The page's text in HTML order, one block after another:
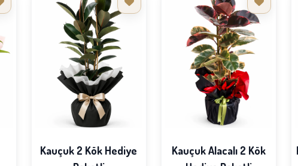
Kauçuk 2 Kök Hediye
Kauçuk Alacalı 2 Kök